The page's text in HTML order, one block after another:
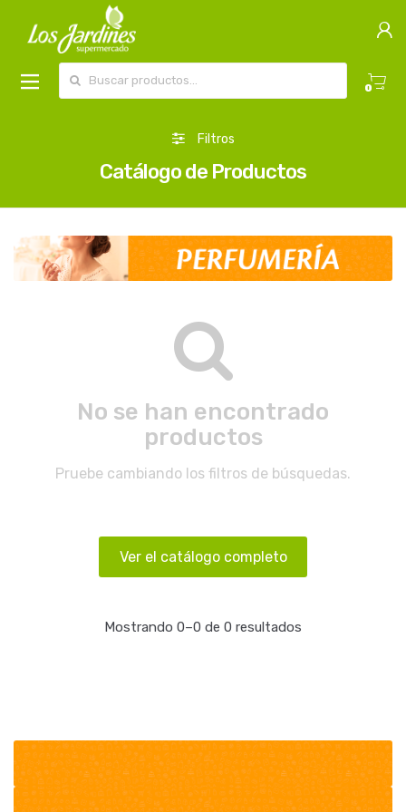
0
Filtros
Catálogo de Productos
No se han encontrado
productos
Pruebe cambiando los filtros de búsquedas.
Ver el catálogo completo
Mostrando 0–0 de 0 resultados